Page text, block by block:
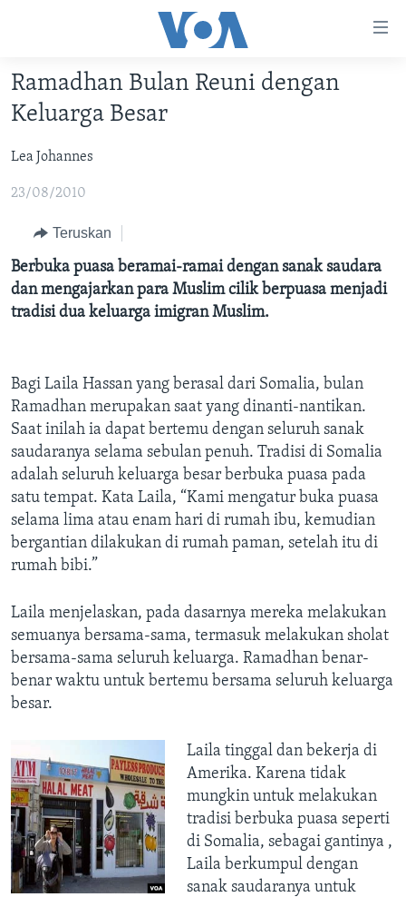
Akses
Lanjut
ke
Konten
Lanjut
Navigasi
Utama
Lanjut
ke
VIDEO
POLYGRAPH
DAFTAR PROGRAM
Learning English
Bahasa-bahasa
Ramadhan Bulan Reuni dengan
Keluarga Besar
Lea Johannes
23/08/2010
Teruskan
Berbuka puasa beramai-ramai dengan sanak saudara
dan mengajarkan para Muslim cilik berpuasa menjadi
tradisi dua keluarga imigran Muslim.
Bagi Laila Hassan yang berasal dari Somalia, bulan
Ramadhan merupakan saat yang dinanti-nantikan.
Saat inilah ia dapat bertemu dengan seluruh sanak
saudaranya selama sebulan penuh. Tradisi di Somalia
adalah seluruh keluarga besar berbuka puasa pada
satu tempat. Kata Laila, “Kami mengatur buka puasa
selama lima atau enam hari di rumah ibu, kemudian
bergantian dilakukan di rumah paman, setelah itu di
rumah bibi.”
Laila menjelaskan, pada dasarnya mereka melakukan
semuanya bersama-sama, termasuk melakukan sholat
bersama-sama seluruh keluarga. Ramadhan benar-
benar waktu untuk bertemu bersama seluruh keluarga
besar.
Laila tinggal dan bekerja di
Amerika. Karena tidak
mungkin untuk melakukan
tradisi berbuka puasa seperti
di Somalia, sebagai gantinya ,
Laila berkumpul dengan
sanak saudaranya untuk